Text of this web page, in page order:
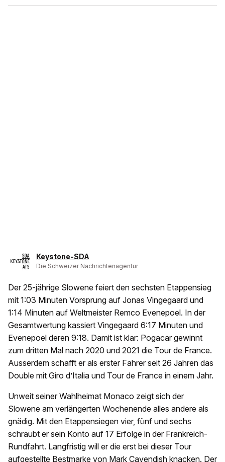
Keystone-SDA
Die Schweizer Nachrichtenagentur
Der 25-jährige Slowene feiert den sechsten Etappensieg
mit 1:03 Minuten Vorsprung auf Jonas Vingegaard und
1:14 Minuten auf Weltmeister Remco Evenepoel. In der
Gesamtwertung kassiert Vingegaard 6:17 Minuten und
Evenepoel deren 9:18. Damit ist klar: Pogacar gewinnt
zum dritten Mal nach 2020 und 2021 die Tour de France.
Ausserdem schafft er als erster Fahrer seit 26 Jahren das
Double mit Giro d’Italia und Tour de France in einem Jahr.
Unweit seiner Wahlheimat Monaco zeigt sich der
Slowene am verlängerten Wochenende alles andere als
gnädig. Mit den Etappensiegen vier, fünf und sechs
schraubt er sein Konto auf 17 Erfolge in der Frankreich-
Rundfahrt. Langfristig will er die erst bei dieser Tour
aufgestellte Bestmarke von Mark Cavendish knacken. Der